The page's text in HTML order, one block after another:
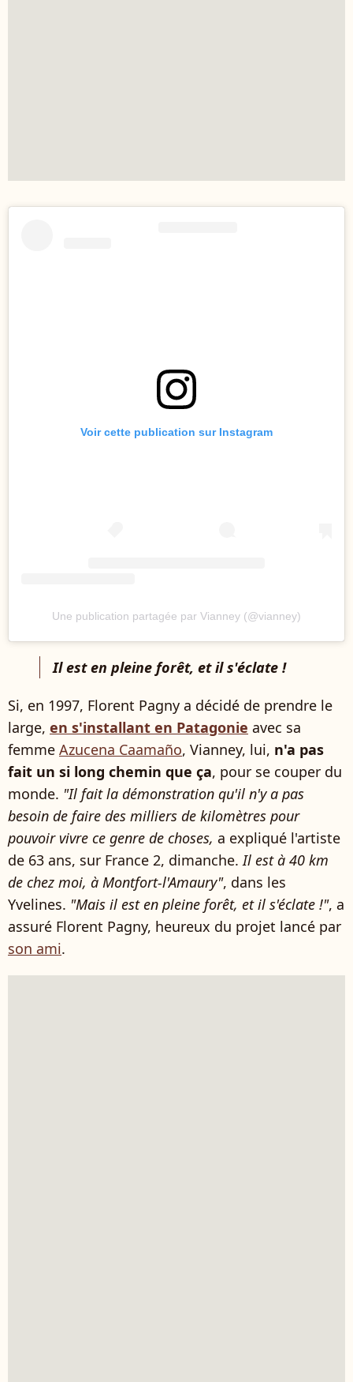
Voir cette publication sur Instagram
Une publication partagée par Vianney (@vianney)
Il est en pleine forêt, et il s'éclate !
Si, en 1997, Florent Pagny a décidé de prendre le
large, en s'installant en Patagonie avec sa
femme Azucena Caamaño, Vianney, lui, n'a pas
fait un si long chemin que ça, pour se couper du
monde. "Il fait la démonstration qu'il n'y a pas
besoin de faire des milliers de kilomètres pour
pouvoir vivre ce genre de choses, a expliqué l'artiste
de 63 ans, sur France 2, dimanche. Il est à 40 km
de chez moi, à Montfort-l'Amaury", dans les
Yvelines. "Mais il est en pleine forêt, et il s'éclate !", a
assuré Florent Pagny, heureux du projet lancé par
son ami.